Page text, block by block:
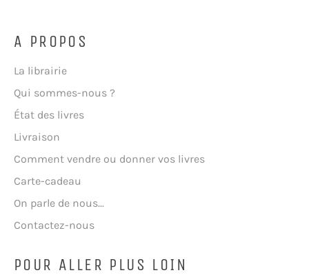
A PROPOS
La librairie
Qui sommes-nous ?
État des livres
Livraison
Comment vendre ou donner vos livres
Carte-cadeau
On parle de nous...
Contactez-nous
POUR ALLER PLUS LOIN